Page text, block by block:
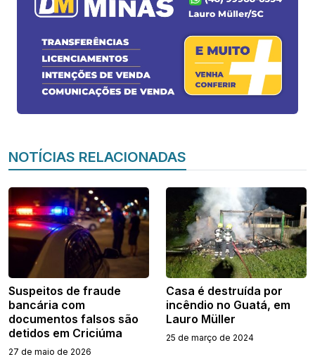
NOTÍCIAS RELACIONADAS
Suspeitos de fraude
bancária com
documentos falsos são
detidos em Criciúma
27 de maio de 2026
Casa é destruída por
incêndio no Guatá, em
Lauro Müller
25 de março de 2024